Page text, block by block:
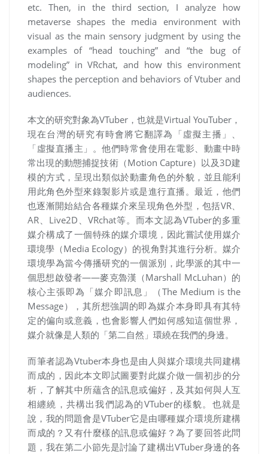
etc. Then, in the third section, I analyze how
metaverse shapes the media environment with
visual as the main sensory judgment by using the
examples of “head touching” and “the bug of
modeling” in VRchat, and how this environment
shapes the perception and behaviors of Vtuber and
audiences.
本文的研究對象為VTuber ，也就是Virtual YouTuber ，
現在台灣的研究有時會將它翻譯為「虛擬主播」、
「虛擬直播主」。他們時常會使用在電影、動畫中時
常出現的動態捕捉技術（Motion Capture）以及3D建
模的方式，呈現出類似於動畫角色的外貌，並且能利
用此角色外型來錄製影片或是進行直播。最近，他們
也逐漸開始結合各種媒介來呈現角色外型，包括VR、
AR、 Live2D 、 VRchat等。而本文認為VTuber的多重
媒介構成了一個特殊的媒介環境，因此嘗試使用媒介
環境學（Media Ecology）的視角對其進行分析。媒介
環境學為當今傳播研究的一個派別，此學派的其中一
個思想啟發者——麥克魯漢（Marshall McLuhan）的
核心主張即為「媒介即訊息」（The Medium is the
Message），其所想強調的即為媒介本身即具有其特
定的偏向或意義，也會影響人們如何感知這個世界，
媒介就像是人類的「第二自然」環繞在我們的身邊。
而筆者認為Vtuber本身也是由人與媒介環境共同建構
而成的，因此本文即試圖要對此媒介做一個初步的分
析，了解其中所蘊含的訊息或偏好，及其如何與人互
相纏繞，共構出我們認為的VTuber的樣貌。也就是
說，我的問題會是VTuber它是由哪種媒介環境所建構
而成的？又有什麼樣的訊息或偏好？為了要回答此問
題，我在第二小節先是討論了建構出VTuber身邊的各